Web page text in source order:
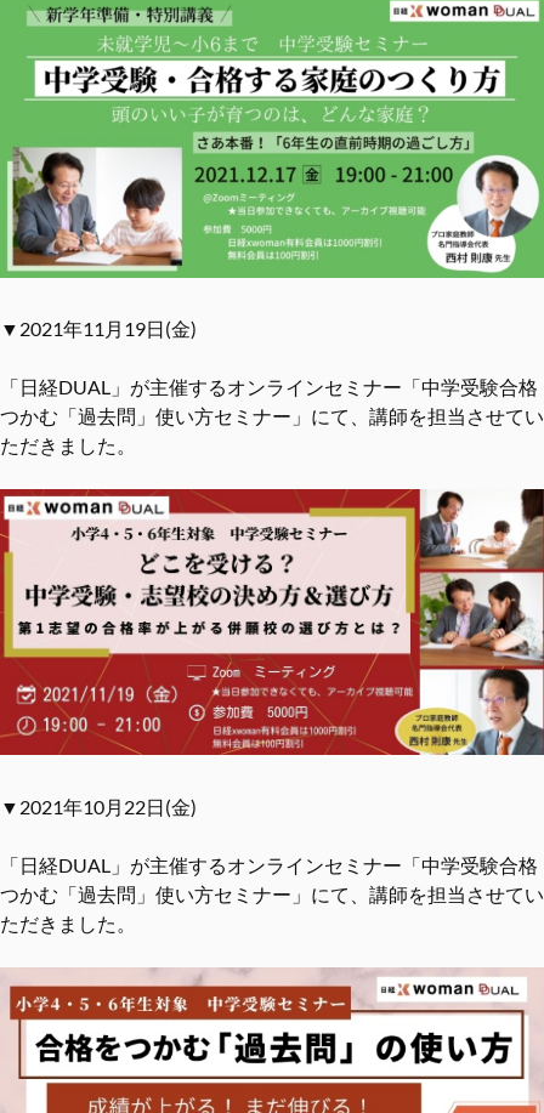
▼2021年11月19日(金)
「日経DUAL」が主催するオンラインセミナー「中学受験合格
つかむ「過去問」使い方セミナー」にて、講師を担当させてい
ただきました。
▼2021年10月22日(金)
「日経DUAL」が主催するオンラインセミナー「中学受験合格
つかむ「過去問」使い方セミナー」にて、講師を担当させてい
ただきました。